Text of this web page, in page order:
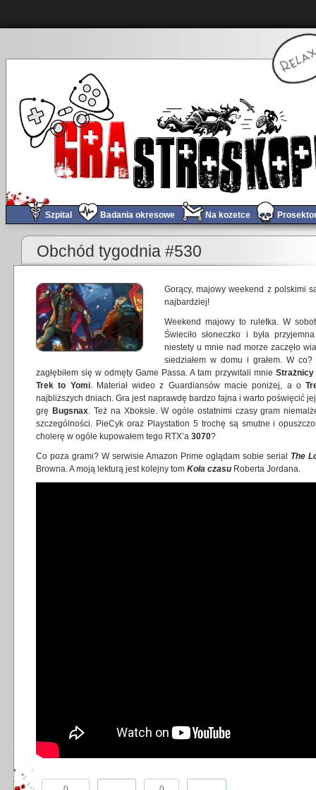
Szpital Badania okresowe Na kozetce
KONKURS(y), mielonka, indyki, a500 – PoGRAduszki #28
Obchód tygodnia #530
Gorący, majowy weekend z polskimi
najbardziej!
Weekend majowy to ruletka. W
Świeciło słoneczko i była
niestety u mnie nad morze zaczęło
siedziałem w domu i grałem. W
zagłębiłem się w odmęty Game Passa. A tam przywitali mnie
Trek to Yomi. Materiał wideo z Guardiansów macie poniżej, a o
najbliższych dniach. Gra jest naprawdę bardzo fajna i warto poświęcić
grę Bugsnax. Też na Xboksie. W ogóle ostatnimi czasy gram
szczególności. PieCyk oraz Playstation 5 trochę są smutne i
cholerę w ogóle kupowałem tego RTX’a 3070?
Co poza grami? W serwisie Amazon Prime oglądam sobie serial The
Browna. A moją lekturą jest kolejny tom Koła czasu Roberta Jordana.